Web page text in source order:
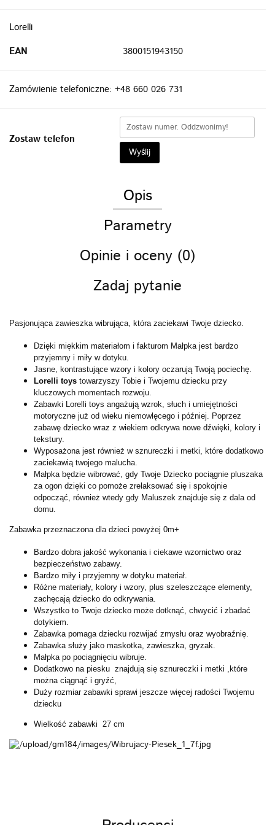
Lorelli
EAN
3800151943150
Zamówienie telefoniczne: +48 660 026 731
Zostaw telefon
Wyślij
Opis
Parametry
Opinie i oceny (0)
Zadaj pytanie
Pasjonująca zawieszka wibrująca, która zaciekawi Twoje dziecko.
Dzięki miękkim materiałom i fakturom Małpka jest bardzo
przyjemny i miły w dotyku.
Jasne, kontrastujące wzory i kolory oczarują Twoją pociechę.
Lorelli toys towarzyszy Tobie i Twojemu dziecku przy
kluczowych momentach rozwoju.
Zabawki Lorelli toys angażują wzrok, słuch i umiejętności
motoryczne już od wieku niemowlęcego i później. Poprzez
zabawę dziecko wraz z wiekiem odkrywa nowe dźwięki, kolory i
tekstury.
Wyposażona jest również w sznureczki i metki, które dodatkowo
zaciekawią twojego malucha.
Małpka będzie wibrować, gdy Twoje Dziecko pociągnie pluszaka
za ogon dzięki co pomoże zrelaksować się i spokojnie
odpocząć, również wtedy gdy Maluszek znajduje się z dala od
domu.
Zabawka przeznaczona dla dzieci powyżej 0m+
Bardzo dobra jakość wykonania i ciekawe wzornictwo oraz
bezpieczeństwo zabawy.
Bardzo miły i przyjemny w dotyku materiał.
Różne materiały, kolory i wzory, plus szeleszczące elementy,
zachęcają dziecko do odkrywania.
Wszystko to Twoje dziecko może dotknąć, chwycić i zbadać
dotykiem.
Zabawka pomaga dziecku rozwijać zmysłu oraz wyobraźnię.
Zabawka służy jako maskotka, zawieszka, gryzak.
Małpka po pociągnięciu wibruje.
Dodatkowo na piesku znajdują się sznureczki i metki ,które
można ciągnąć i gryźć,
Duży rozmiar zabawki sprawi jeszcze więcej radości Twojemu
dziecku
Wielkość zabawki 27 cm